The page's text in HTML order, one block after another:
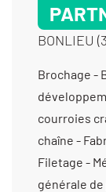
BONLIEU
Brochage -
courroies
chaîne -
Filetage -
générale